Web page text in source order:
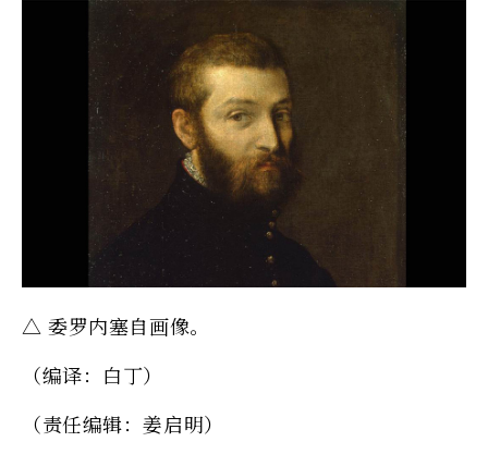
△ 委罗内塞自画像。
（编译：白丁）
（责任编辑：姜启明）